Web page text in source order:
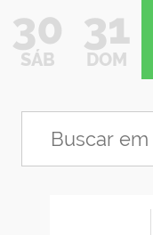
30
SÁB
31
DOM